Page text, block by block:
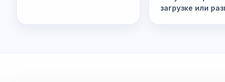
загрузке или